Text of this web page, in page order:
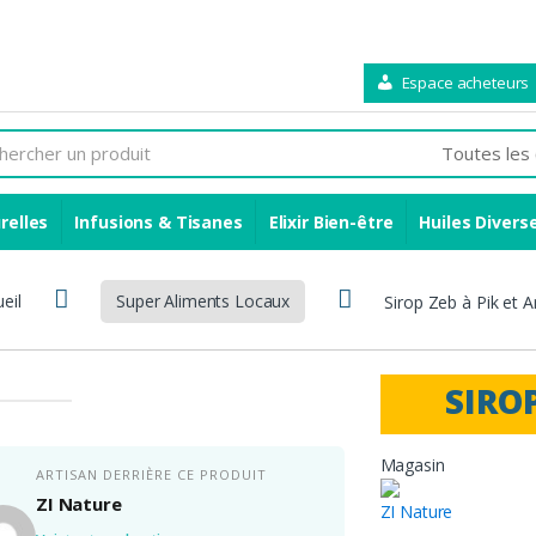
Espace acheteurs
Infusions & Tisanes Elixir Bien-être Huiles
Super Aliments Locaux Sirop Zeb à Pik et
ARTISAN DERRIÈRE CE PRODUIT
ZI Nature
Magasin
ZI Nature